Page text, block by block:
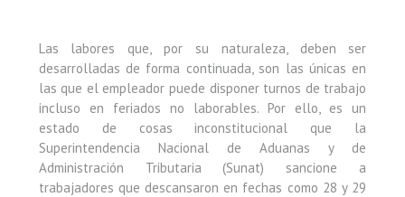
Las labores que, por su naturaleza, deben ser
desarrolladas de forma continuada, son las únicas en
las que el empleador puede disponer turnos de trabajo
incluso en feriados no laborables. Por ello, es un
estado de cosas inconstitucional que la
Superintendencia Nacional de Aduanas y de
Administración Tributaria (Sunat) sancione a
trabajadores que descansaron en fechas como 28 y 29